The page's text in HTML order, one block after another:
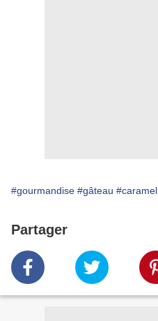
#gourmandise #gâteau #caramel
Partager